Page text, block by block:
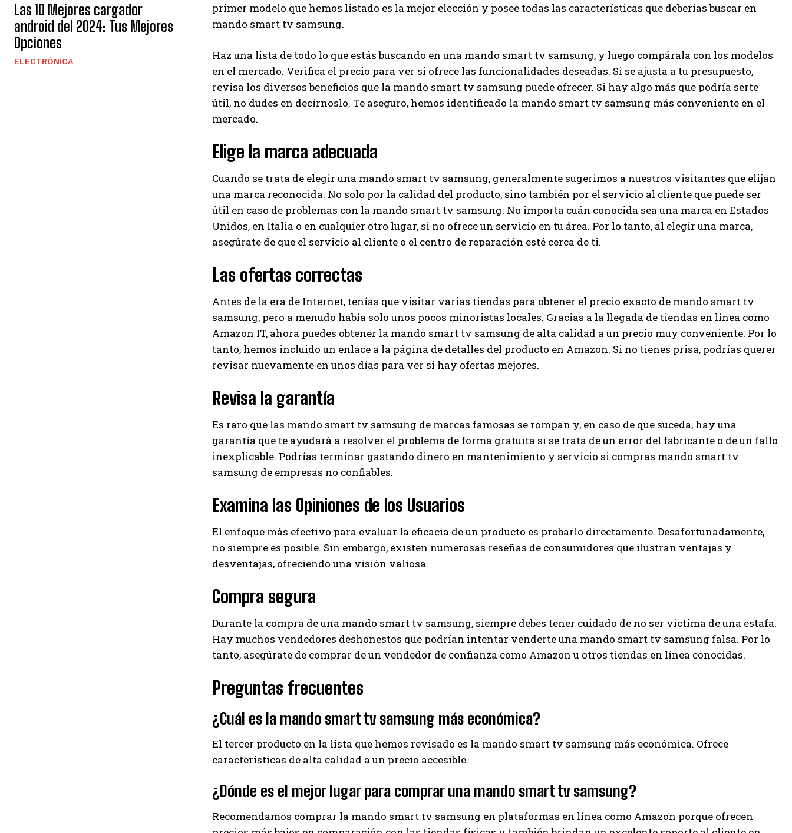
Las 10 Mejores cargador
android del 2024: Tus Mejores
Opciones
ELECTRÓNICA
primer modelo que hemos listado es la mejor elección y posee todas las características que deberías buscar en
mando smart tv samsung.
Haz una lista de todo lo que estás buscando en una mando smart tv samsung, y luego compárala con los modelos
en el mercado. Verifica el precio para ver si ofrece las funcionalidades deseadas. Si se ajusta a tu presupuesto,
revisa los diversos beneficios que la mando smart tv samsung puede ofrecer. Si hay algo más que podría serte
útil, no dudes en decírnoslo. Te aseguro, hemos identificado la mando smart tv samsung más conveniente en el
mercado.
Elige la marca adecuada
Cuando se trata de elegir una mando smart tv samsung, generalmente sugerimos a nuestros visitantes que elijan
una marca reconocida. No solo por la calidad del producto, sino también por el servicio al cliente que puede ser
útil en caso de problemas con la mando smart tv samsung. No importa cuán conocida sea una marca en Estados
Unidos, en Italia o en cualquier otro lugar, si no ofrece un servicio en tu área. Por lo tanto, al elegir una marca,
asegúrate de que el servicio al cliente o el centro de reparación esté cerca de ti.
Las ofertas correctas
Antes de la era de Internet, tenías que visitar varias tiendas para obtener el precio exacto de mando smart tv
samsung, pero a menudo había solo unos pocos minoristas locales. Gracias a la llegada de tiendas en línea como
Amazon IT, ahora puedes obtener la mando smart tv samsung de alta calidad a un precio muy conveniente. Por lo
tanto, hemos incluido un enlace a la página de detalles del producto en Amazon. Si no tienes prisa, podrías querer
revisar nuevamente en unos días para ver si hay ofertas mejores.
Revisa la garantía
Es raro que las mando smart tv samsung de marcas famosas se rompan y, en caso de que suceda, hay una
garantía que te ayudará a resolver el problema de forma gratuita si se trata de un error del fabricante o de un fallo
inexplicable. Podrías terminar gastando dinero en mantenimiento y servicio si compras mando smart tv
samsung de empresas no confiables.
Examina las Opiniones de los Usuarios
El enfoque más efectivo para evaluar la eficacia de un producto es probarlo directamente. Desafortunadamente,
no siempre es posible. Sin embargo, existen numerosas reseñas de consumidores que ilustran ventajas y
desventajas, ofreciendo una visión valiosa.
Compra segura
Durante la compra de una mando smart tv samsung, siempre debes tener cuidado de no ser víctima de una estafa.
Hay muchos vendedores deshonestos que podrían intentar venderte una mando smart tv samsung falsa. Por lo
tanto, asegúrate de comprar de un vendedor de confianza como Amazon u otros tiendas en línea conocidas.
Preguntas frecuentes
¿Cuál es la mando smart tv samsung más económica?
El tercer producto en la lista que hemos revisado es la mando smart tv samsung más económica. Ofrece
características de alta calidad a un precio accesible.
¿Dónde es el mejor lugar para comprar una mando smart tv samsung?
Recomendamos comprar la mando smart tv samsung en plataformas en línea como Amazon porque ofrecen